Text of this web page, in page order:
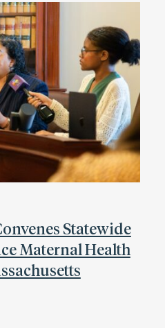
Statewide
Maternal Health